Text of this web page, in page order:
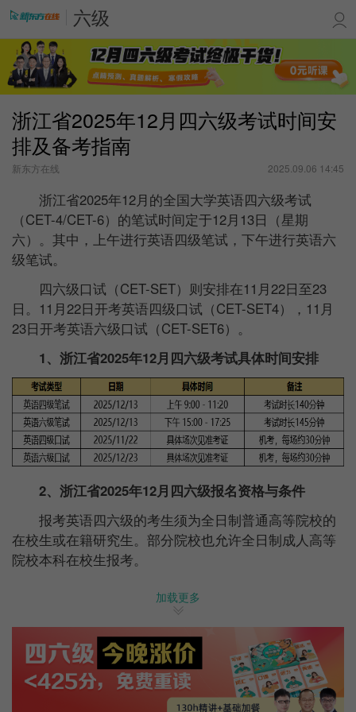
六级
浙江省2025年12月四六级考试时间安
排及备考指南
新东方在线 2025.09.06 14:45
浙江省2025年12月的全国大学英语四六级考试
（CET-4/CET-6）的笔试时间定于12月13日（星期
六）。其中，上午进行英语四级笔试，下午进行英语六
级笔试。
四六级口试（CET-SET）则安排在11月22日至23
日。11月22日开考英语四级口试（CET-SET4），11月
23日开考英语六级口试（CET-SET6）。
1、浙江省2025年12月四六级考试具体时间安排
2、浙江省2025年12月 四六级报名资格与条件
报考英语四六级的考生须为全日制普通高等院校的
在校生或在籍研究生。部分院校也允许全日制成人高等
院校本科在校生报考。
大多数学校要求考生修完大学英语
上（含425分）。
3、浙江省2025年12月四六级
报名时间与方式
各地报名时间不统一，但主要集中在9月份。例如吉
加载更多